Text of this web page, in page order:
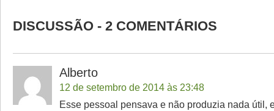
DISCUSSÃO - 2 COMENTÁRIOS
Alberto
12 de setembro de 2014 às 23:48
Esse pessoal pensava e não produzia nada útil,